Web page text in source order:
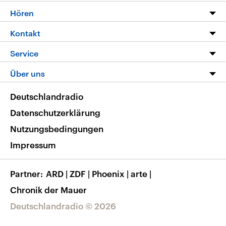
Programm
Die Nachrichten
Nachrichtenleicht
Neue Beiträge auf dlf.de
Hören
Livestream
Podcasts
Deutschlandfunk App
Nachrichten App
Frequenzen
Kontakt
Hörerservice
Service
FAQ
Veranstaltungen
Musikliste
RSS
Über uns
Barrierefreiheit
Deutschlandradio © 2026
Deutschlandradio
Datenschutzerklärung
Nutzungsbedingungen
Impressum
Partner ARD | ZDF | Phoenix | arte |
Chronik der Mauer